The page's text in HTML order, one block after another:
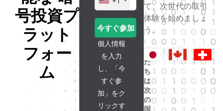
号投資プ
ラット
フォー
ム
U
n
i
t
e
d
S
t
a
個人情報
を入力
し、「今
すぐ参
加」をク
リックす
て、次世代の取引
体験を始めましょ
う。
私
た
ち
は
次
の
国